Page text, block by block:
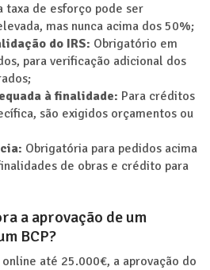
taxa de esforço pode ser
mas nunca acima dos 50%;
do IRS: Obrigatório em
para verificação adicional dos
à finalidade: Para créditos
são exigidos orçamentos ou
Obrigatória para pedidos acima
de obras e crédito para
a aprovação de um
BCP?
até 25.000€, a aprovação do